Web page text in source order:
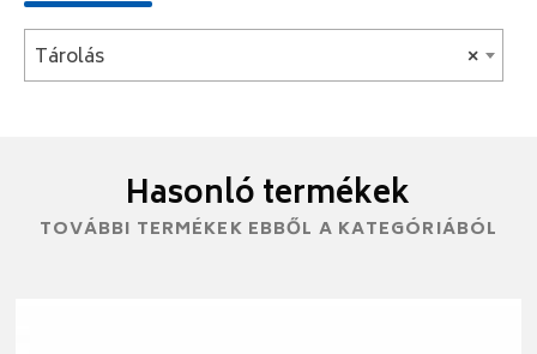
×
Tárolás
Hasonló termékek
TOVÁBBI TERMÉKEK EBBŐL A KATEGÓRIÁBÓL